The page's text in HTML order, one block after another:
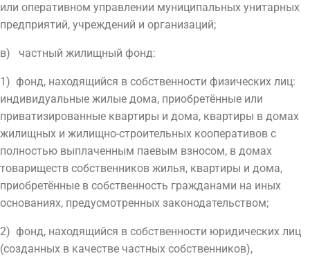
или оперативном управлении муниципальных унитарных
предприятий, учреждений и организаций;
в) частный жилищный фонд:
1) фонд, находящийся в собственности физических лиц:
индивидуальные жилые дома, приобретённые или
приватизированные квартиры и дома, квартиры в домах
жилищных и жилищно-строительных кооперативов с
полностью выплаченным паевым взносом, в домах
товариществ собственников жилья, квартиры и дома,
приобретённые в собственность гражданами на иных
основаниях, предусмотренных законодательством;
2) фонд, находящийся в собственности юридических лиц
(созданных в качестве частных собственников),